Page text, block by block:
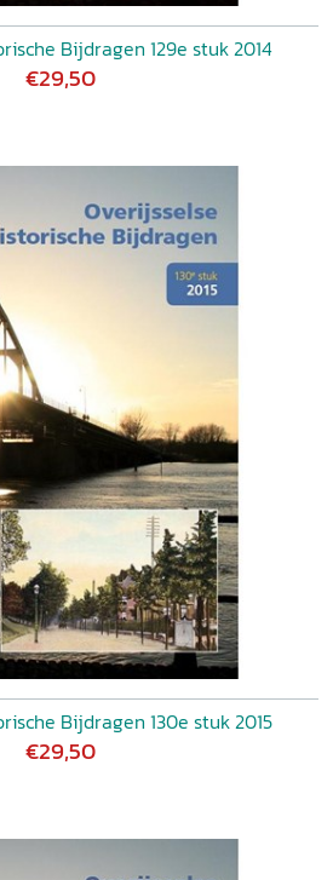
Bijdragen 129e stuk 2014
€29,50
Bijdragen 130e stuk 2015
€29,50